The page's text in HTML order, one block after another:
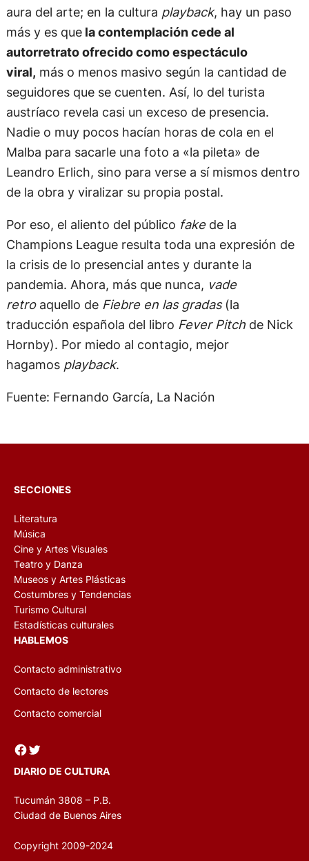
aura del arte; en la cultura playback, hay un paso
más y es quela contemplación cede al
autorretrato ofrecido como espectáculo
viral, más o menos masivo según la cantidad de
seguidores que se cuenten. Así, lo del turista
austríaco revela casi un exceso de presencia.
Nadie o muy pocos hacían horas de cola en el
Malba para sacarle una foto a «la pileta» de
Leandro Erlich, sino para verse a sí mismos dentro
de la obra y viralizar su propia postal.
Por eso, el aliento del público fake de la
Champions League resulta toda una expresión de
la crisis de lo presencial antes y durante la
pandemia. Ahora, más que nunca, vade
retroaquello de Fiebre en las gradas(la
traducción española del libro Fever Pitchde Nick
Hornby). Por miedo al contagio, mejor
hagamos playback.
Fuente: Fernando García, La Nación
SECCIONES
Literatura
Música
Cine y Artes Visuales
Teatro y Danza
Museos y Artes Plásticas
Costumbres y Tendencias
Turismo Cultural
Estadísticas culturales
HABLEMOS
Contacto administrativo
Contacto de lectores
Contacto comercial
Facebook Twitter
DIARIO DE CULTURA
Tucumán 3808 – P.B.
Ciudad de Buenos Aires
Copyright 2009-2024